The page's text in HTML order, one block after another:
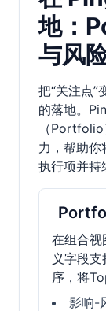
地：
与风
把“关注点”
的落地。
（
力，帮助
执行项并持
在组合视
义字段
序，将
影响-